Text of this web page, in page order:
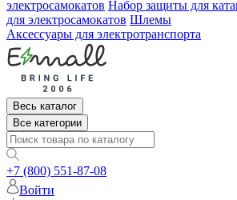
электросамокатов Набор защиты для
для электросамокатов Шлемы
Аксессуары для электротранспорта
Весь каталог
Все категории
+7 (800) 551-87-08
Войти